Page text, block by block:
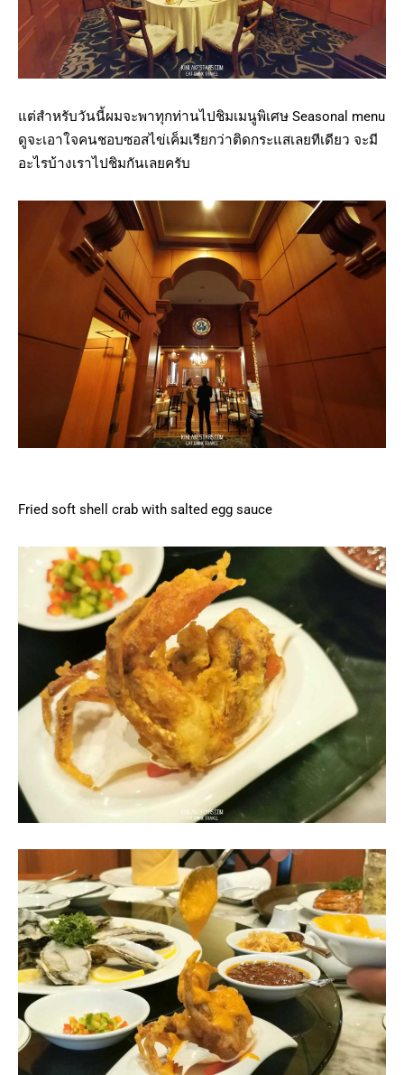
แต่สำหรับวันนี้ผมจะพาทุกท่านไปชิมเมนูพิเศษ Seasonal menu
ดูจะเอาใจคนชอบซอสไข่เค็มเรียกว่าติดกระแสเลยทีเดียว จะมี
อะไรบ้างเราไปชิมกันเลยครับ
Fried soft shell crab with salted egg sauce